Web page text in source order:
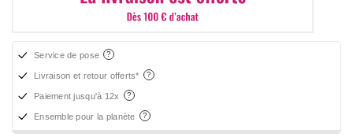
Service de pose
Livraison et retour offerts*
Paiement jusqu'à 12x
Ensemble pour la planète